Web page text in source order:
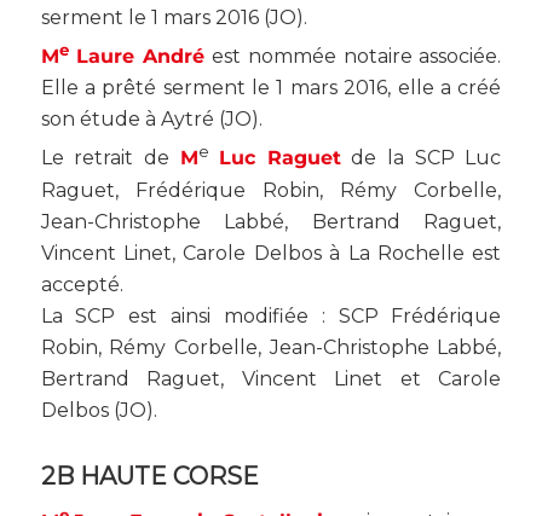
serment le 1 mars 2016 (JO).
MeLaure André est nommée notaire associée.
Elle a prêté serment le 1 mars 2016, elle a créé
son étude à Aytré (JO).
Le retrait de Me Luc Raguetde la SCP Luc
Raguet, Frédérique Robin, Rémy Corbelle,
Jean-Christophe Labbé, Bertrand Raguet,
Vincent Linet, Carole Delbos à La Rochelle est
accepté.
La SCP est ainsi modifiée : SCP Frédérique
Robin, Rémy Corbelle, Jean-Christophe Labbé,
Bertrand Raguet, Vincent Linet et Carole
Delbos (JO).
2B HAUTE CORSE